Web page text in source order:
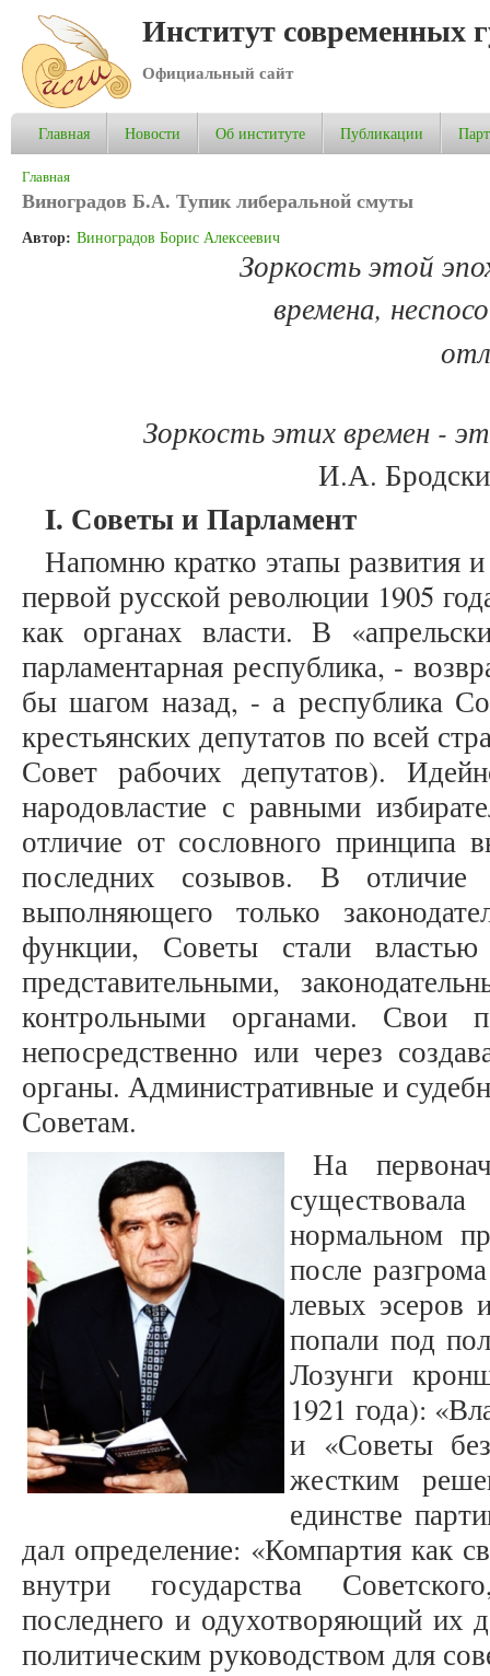
Институт современных
Официальный сайт
Главная Новости Об институте Публикации
Вы здесь
Главная
Виноградов Б.А. Тупик либеральной смуты
Автор: Виноградов Борис Алексеевич
Зоркость этой
времена,
Зоркость этих времен -
И.А.
I. Советы и Парламент
Напомню кратко этапы развития
первой русской революции 1905
как органах власти. В
парламентарная республика, -
бы шагом назад, - а республика
крестьянских депутатов по всей
Совет рабочих депутатов).
народовластие с равными
отличие от сословного принципа
последних созывов. В отличие
выполняющего только
функции, Советы стали властью
представительными,
контрольными органами. Свои
непосредственно или через
органы. Административные и
Советам.
На
нормальном
после
левых эсеров
попали под
Лозунги
1921 года):
и «Советы
жестким
единстве
дал определение: «Компартия как
внутри государства
последнего и одухотворяющий их
политическим руководством для